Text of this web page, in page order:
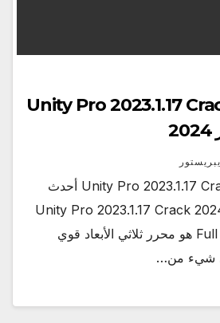
Unity Pro 2023.1.17
Unity Pro 2023.1.17 Crack With Serial Key أحدث
إصدار تحميل مجاني 2024 Unity Pro 2023.1.17 Crack
Full Version Download هو محرر ثلاثي الأبعاد قوي
شيء من…